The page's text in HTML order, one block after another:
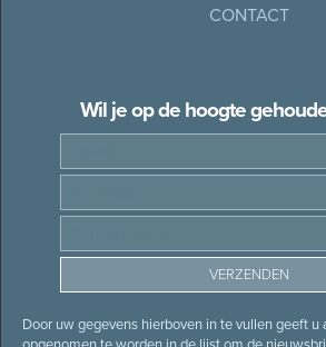
CONTACT
Wil je op de hoogte
Door uw gegevens hierboven in te vullen geeft